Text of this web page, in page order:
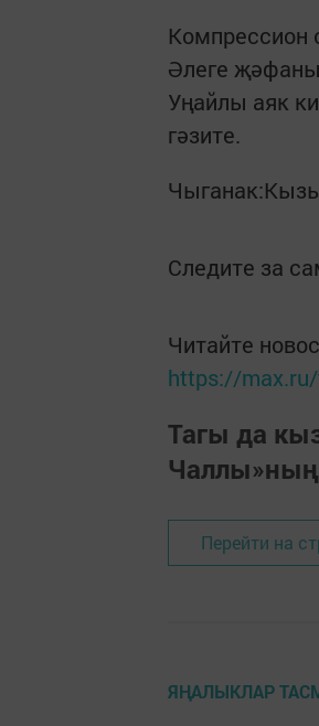
Компрессион
Әлеге җәфаны
Уңайлы аяк
гәзите.
Следите за
Читайте
https://
Тагы да
Чаллы»ның
Перейти на
ЯҢАЛЫКЛАР